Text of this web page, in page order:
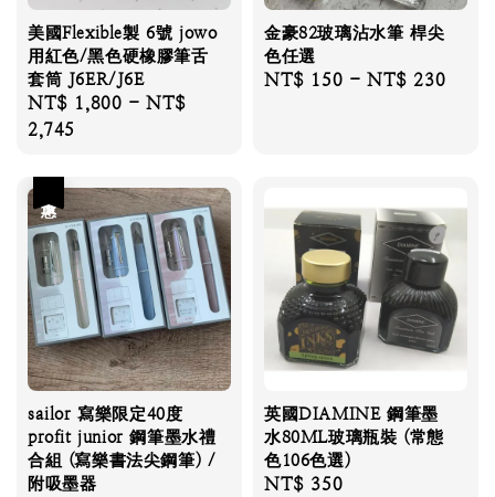
美國Flexible製 6號 jowo
用紅色/黑色硬橡膠筆舌
套筒 J6ER/J6E
Regular
price
NT$ 1,800 -NT$
2,745
金豪82玻璃沾水筆 桿尖
色任選
Regular
NT$ 150 -NT$ 230
sailor 寫樂限定40度
profit junior 鋼筆墨水禮
合組 (寫樂書法尖鋼筆) /
附吸墨器
英國DIAMINE 鋼筆墨
水80ML玻璃瓶裝 (常態
色106色選)
Regular
NT$ 350